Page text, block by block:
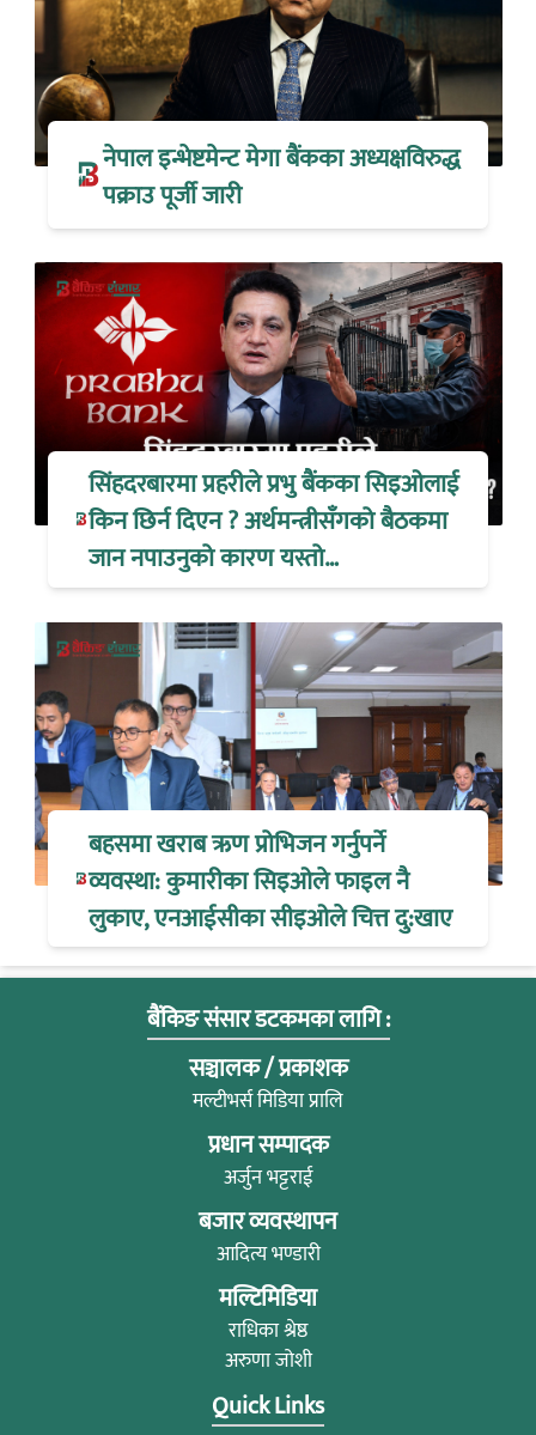
नेपाल इन्भेष्टमेन्ट मेगा बैंकका अध्यक्षविरुद्ध
पक्राउ पूर्जी जारी
सिंहदरबारमा प्रहरीले प्रभु बैंकका सिइओलाई
किन छिर्न दिएन ? अर्थमन्त्रीसँगको बैठकमा
जान नपाउनुको कारण यस्तो…
बहसमा खराब ऋण प्रोभिजन गर्नुपर्ने
व्यवस्था: कुमारीका सिइओले फाइल नै
लुकाए, एनआईसीका सीइओले चित्त दु:खाए
बैंकिङ संसार डटकमका लागि :
सञ्चालक / प्रकाशक
मल्टीभर्स मिडिया प्रालि
प्रधान सम्पादक
अर्जुन भट्टराई
बजार व्यवस्थापन
आदित्य भण्डारी
मल्टिमिडिया
राधिका श्रेष्ठ
अरुणा जोशी
Quick Links